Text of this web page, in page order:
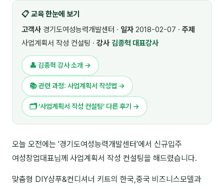
5
💻 IT · 디지털
🎬 영상 · 콘텐츠
📊 프레젠테이션 · 기획
🚀 창업 · 커리어
🗣️ 외국어 강의
📚 인문학 · 교양
🤲 협력강사 과정
📋 교육 한눈에 보기
고객사 경기도여성능력개발센터 · 일자 2018-02-07 · 주제
사업계획서 작성 컨설팅 · 강사 김종혁 대표강사
👤 김종혁 강사 소개 →
📚 관련 과정: 사업계획서 작성법 →
🗂 ‘사업계획서 작성 컨설팅’ 다른 후기 →
오늘 오전에는 '경기도여성능력개발센터'에서 신규입주
여성창업대표님께 사업계획서 작성 컨설팅을 해드렸습니다.
맞춤형 DIY샴푸&컨디셔너 키트의 한국,중국 비즈니스모델과